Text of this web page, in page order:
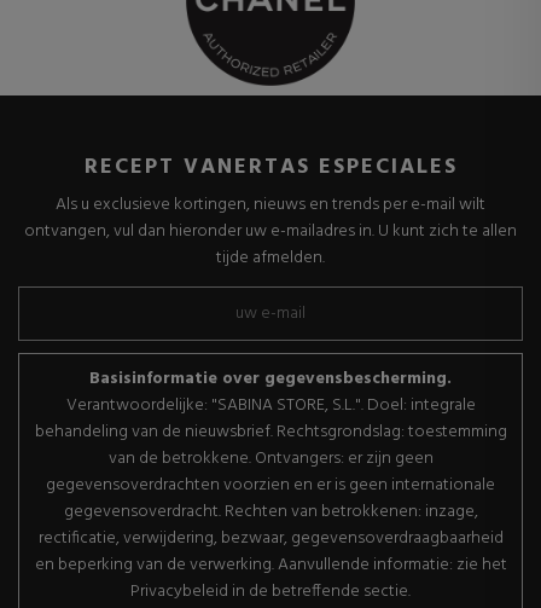
RECEPT VANERTAS ESPECIALES
Als u exclusieve kortingen, nieuws en trends per e-mail wilt
ontvangen, vul dan hieronder uw e-mailadres in. U kunt zich te allen
tijde afmelden.
Basisinformatie over gegevensbescherming.
Verantwoordelijke: "SABINA STORE, S.L.". Doel: integrale
behandeling van de nieuwsbrief. Rechtsgrondslag: toestemming
van de betrokkene. Ontvangers: er zijn geen
gegevensoverdrachten voorzien en er is geen internationale
gegevensoverdracht. Rechten van betrokkenen: inzage,
rectificatie, verwijdering, bezwaar, gegevensoverdraagbaarheid
en beperking van de verwerking. Aanvullende informatie: zie het
Privacybeleid in de betreffende sectie.